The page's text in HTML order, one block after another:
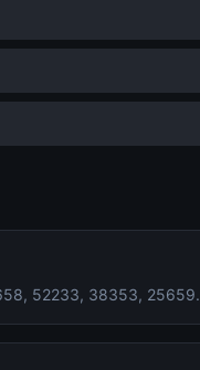
52233, 38353, 25659.